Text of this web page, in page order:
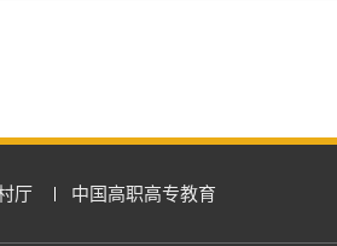
厅 中国高职高专教育